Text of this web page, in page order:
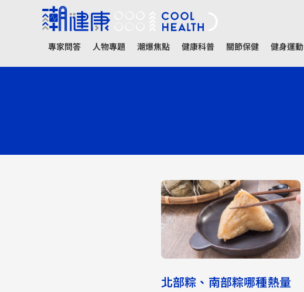
專家問答 人物專題 潮爆焦點 健康科普 關節保健 健身運動
北部粽、南部粽哪種熱量